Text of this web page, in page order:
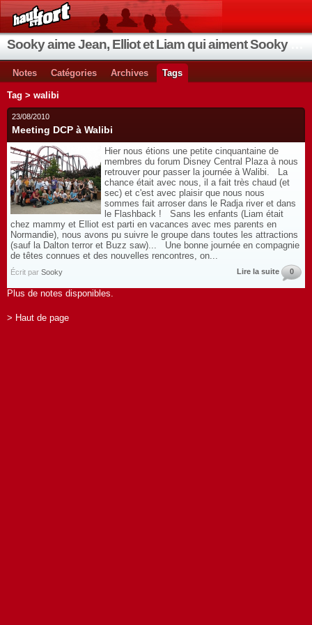
Notes Catégories Archives Tags
Tag > walibi
23/08/2010
Meeting DCP à Walibi
Hier nous étions une petite cinquantaine de
membres du forum Disney Central Plaza à nous
retrouver pour passer la journée à Walibi. La
chance était avec nous, il a fait très chaud (et
sec) et c'est avec plaisir que nous nous
sommes fait arroser dans le Radja river et dans
le Flashback ! Sans les enfants (Liam était
chez mammy et Elliot est parti en vacances avec mes parents en
Normandie), nous avons pu suivre le groupe dans toutes les attractions
(sauf la Dalton terror et Buzz saw)... Une bonne journée en compagnie
de têtes connues et des nouvelles rencontres, on...
Écrit par Sooky Lire la suite 0
Plus de notes disponibles.
> Haut de page